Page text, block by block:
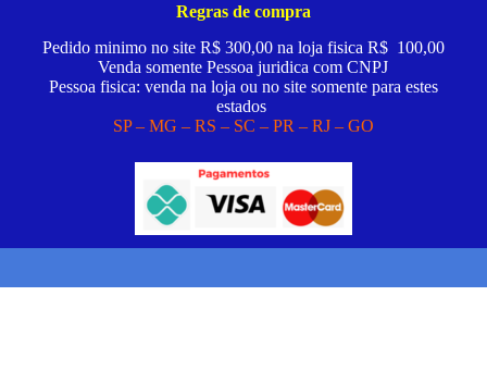
Regras de compra
Pedido minimo no site R$ 300,00 na loja fisica R$ 100,00
Venda somente Pessoa juridica com CNPJ
Pessoa fisica: venda na loja ou no site somente para estes
estados
SP – MG – RS – SC – PR – RJ – GO